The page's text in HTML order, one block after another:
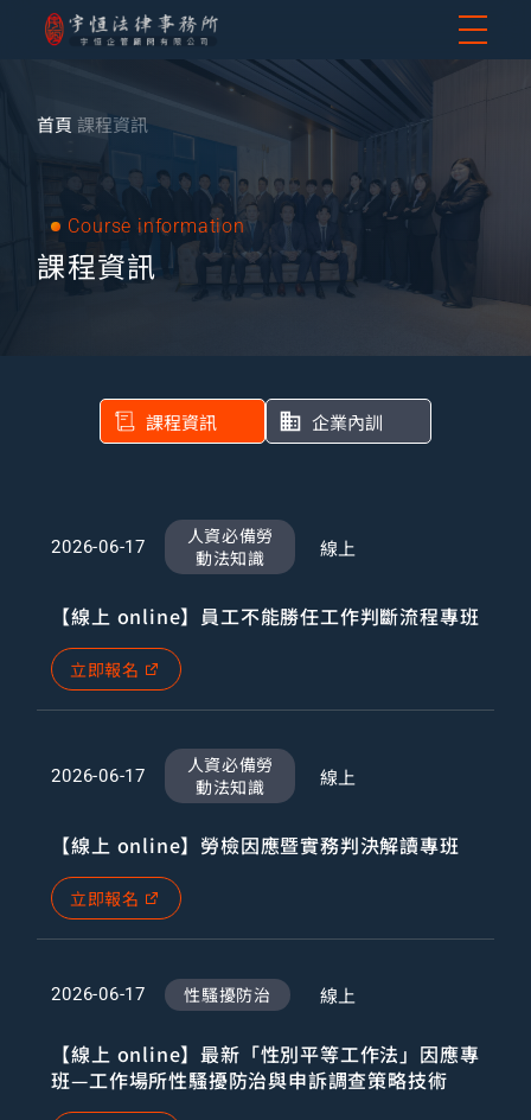
首頁 課程資訊
Course information
課程資訊
課程資訊 企業內訓
2026-06-17
人資必備勞
動法知識
線上
【線上 online】員工不能勝任工作判斷流程專班
立即報名
2026-06-17
人資必備勞
動法知識
線上
【線上 online】勞檢因應暨實務判決解讀專班
立即報名
2026-06-17 性騷擾防治 線上
【線上 online】最新「性別平等工作法」因應專
班—工作場所性騷擾防治與申訴調查策略技術